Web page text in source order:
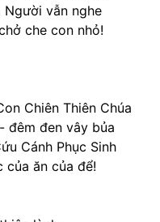
vẫn nghe
che con nhỏ!
Chiên Thiên Chúa
đêm đen vây bủa
Cánh Phục Sinh
ăn của để!